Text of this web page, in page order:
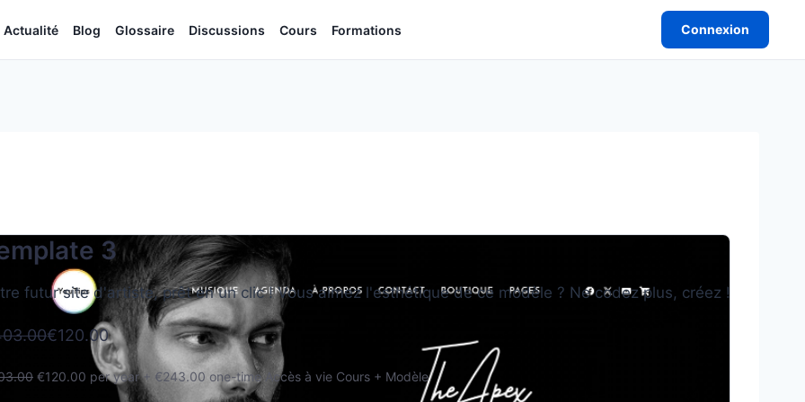
Actualité Blog Glossaire Discussions Cours Formations Connexion
3
futur site d'artiste, prêt en un clic ! Vous aimez l'esthétique de ce modèle ? Ne codez plus, créez !
€120.00
€120.00 per year + €243.00 one-time Accès à vie Cours + Modèle